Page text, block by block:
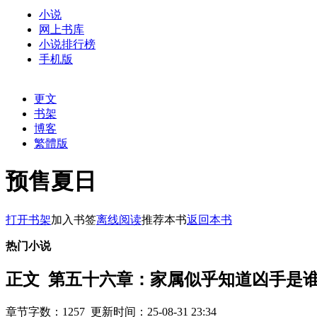
小说
网上书库
小说排行榜
手机版
更文
书架
博客
繁體版
预售夏日
打开书架加入书签离线阅读推荐本书返回本书
热门小说
正文 第五十六章：家属似乎知道凶手是
章节字数：1257 更新时间：25-08-31 23:34